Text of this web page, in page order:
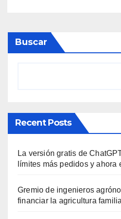
Buscar
Recent Posts
La versión gratis de
límites más pedidos y ahora
Gremio de ingenieros
financiar la agricultura